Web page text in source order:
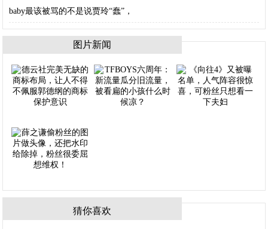
baby最该被骂的不是说贾玲“蠢”，
图片新闻
猜你喜欢